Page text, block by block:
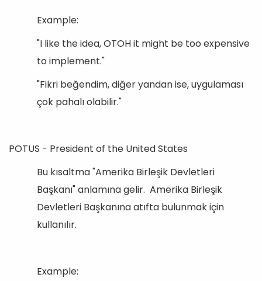
Example:
"I like the idea, OTOH it might be too expensive
to implement."
"Fikri beğendim, diğer yandan ise, uygulaması
çok pahalı olabilir."
POTUS - President of the United States
Bu kısaltma "Amerika Birleşik Devletleri
Başkanı" anlamına gelir. Amerika Birleşik
Devletleri Başkanına atıfta bulunmak için
kullanılır.
Example: